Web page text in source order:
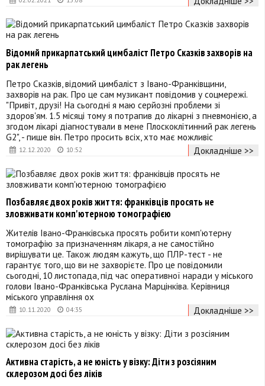
12.12.2020 10:52
Відомий прикарпатський цимбаліст Петро Сказків захворів на
рак легень
Петро Сказків, відомий цимбаліст з Івано-Франківщини,
захворів на рак. Про це сам музикант повідомив у соцмережі.
"Привіт, друзі! На сьогодні я маю серйозні проблеми зі
здоров'ям. 1.5 місяці тому я потрапив до лікарні з пневмонією, а
згодом лікарі діагностували в мене Плоскоклітинний рак легень
G2", - пише він. Петро просить всіх, хто має можливіс
Докладніше >>
10.11.2020 04:35
Позбавляє двох років життя: франківців просять не
зловживати комп'ютерною томографією
Жителів Івано-Франківська просять робити комп'ютерну
томографію за призначенням лікаря, а не самостійно
вирішувати це. Також людям кажуть, що ПЛР-тест - не
гарантує того, що ви не захворієте. Про це повідомили
сьогодні, 10 листопада, під час оперативної наради у міського
голови Івано-Франківська Руслана Марцінківа. Керівниця
міського управління ох
Докладніше >>
Активна старість, а не юність у візку: Діти з розсіяним
склерозом досі без ліків